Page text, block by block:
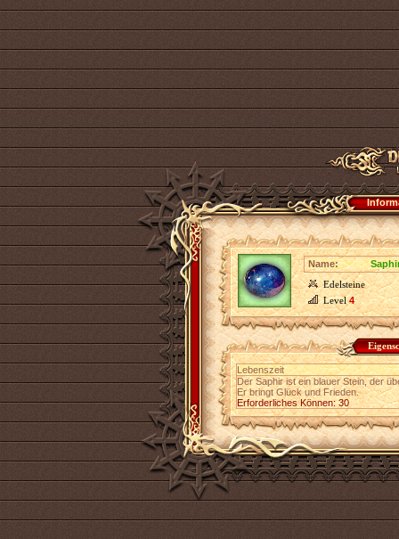
Name:
Edelsteine
Level4
Lebenszeit
Der Saphir ist ein blauer Stein, der
Er bringt Glück und Frieden.
Erforderliches Können: 30